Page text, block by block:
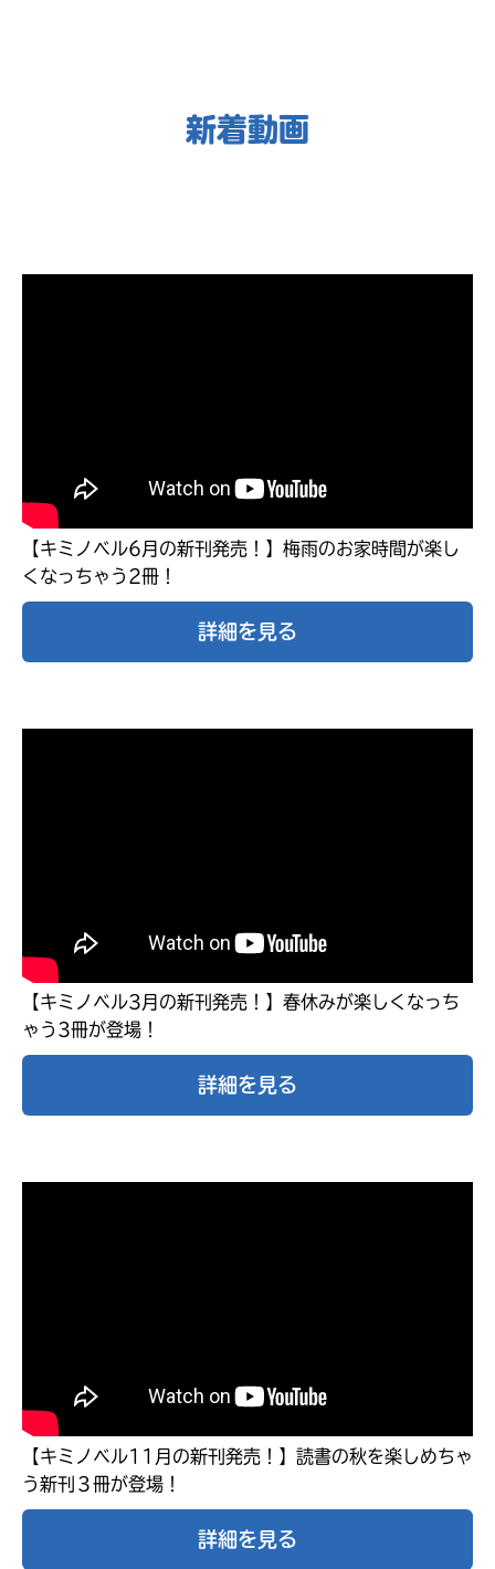
大人気
いろんな動画が
新着動画
【キミノベル6月の新刊発売！】梅雨のお家時間が楽し
くなっちゃう2冊！
詳細を見る
【キミノベル3月の新刊発売！】春休みが楽しくなっち
ゃう3冊が登場！
詳細を見る
【キミノベル11月の新刊発売！】読書の秋を楽しめちゃ
う新刊３冊が登場！
詳細を見る